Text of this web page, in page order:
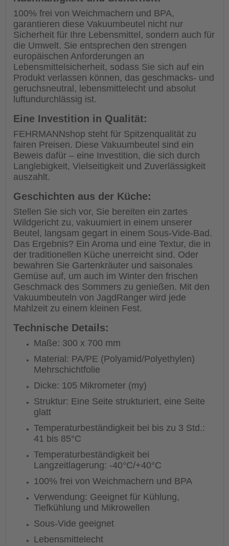
100% frei von Weichmachern und BPA,
garantieren diese Vakuumbeutel nicht nur
Sicherheit für Ihre Lebensmittel, sondern auch für
die Umwelt. Sie entsprechen den strengen
europäischen Anforderungen an
Lebensmittelsicherheit, sodass Sie sich auf ein
Produkt verlassen können, das geschmacks- und
geruchsneutral, lebensmittelecht und absolut
luftundurchlässig ist.
Eine Investition in Qualität:
FEHRMANNshop steht für Spitzenqualität zu
fairen Preisen. Diese Vakuumbeutel sind ein
Beweis dafür – eine Investition, die sich durch
Langlebigkeit, Vielseitigkeit und Zuverlässigkeit
auszahlt.
Geschichten aus der Küche:
Stellen Sie sich vor, Sie bereiten ein zartes
Wildgericht zu, vakuumiert in einem unserer
Beutel, langsam gegart in einem Sous-Vide-Bad.
Das Ergebnis? Ein Aroma und eine Textur, die in
der traditionellen Küche unerreicht sind. Oder
bewahren Sie Gartenkräuter und saisonales
Gemüse auf, um auch im Winter den frischen
Geschmack des Sommers zu genießen. Mit den
Vakuumbeuteln von JagdRanger wird jede
Mahlzeit zu einem kleinen Fest.
Technische Details:
Maße: 300 x 700 mm
Material: PA/PE (Polyamid/Polyethylen)
Mehrschichtfolie
Dicke: 105 Mikrometer (my)
Struktur: Eine Seite strukturiert, eine Seite
glatt
Temperaturbeständigkeit bei bis zu 3 Std.:
41 bis 85°C
Temperaturbeständigkeit bei
Langzeitlagerung: -40°C/+40°C
100% frei von Weichmachern und BPA
Verwendung: Geeignet für Kühlung,
Tiefkühlung und Mikrowellen
Sous-Vide geeignet
Lebensmittelecht